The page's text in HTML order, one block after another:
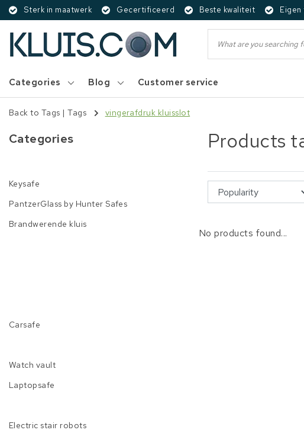
Sterk in maatwerk Gecertificeerd Beste kwaliteit
Categories Blog Customer service
Back to Tags |Tags vingerafdruk kluisslot
Categories
Keysafe
PantzerGlass by Hunter Safes
Brandwerende kluis
Carsafe
Watch vault
Laptopsafe
Electric stair robots
Products
No products found...